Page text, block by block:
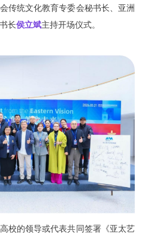
传统文化教育专委会秘书长、亚洲
长侯立斌主持开场仪式。
校的领导或代表共同签署《亚太艺